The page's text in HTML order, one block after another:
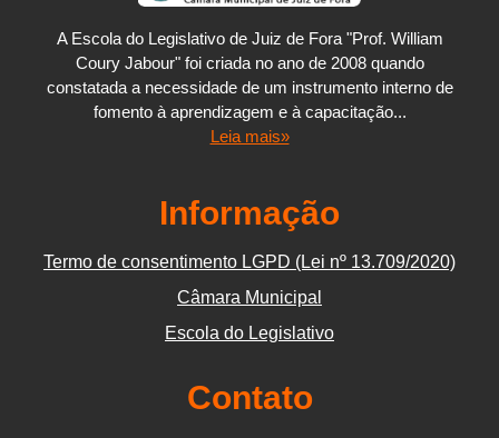
A Escola do Legislativo de Juiz de Fora "Prof. William
Coury Jabour" foi criada no ano de 2008 quando
constatada a necessidade de um instrumento interno de
fomento à aprendizagem e à capacitação...
Leia mais»
Informação
Termo de consentimento LGPD (Lei nº 13.709/2020)
Câmara Municipal
Escola do Legislativo
Contato